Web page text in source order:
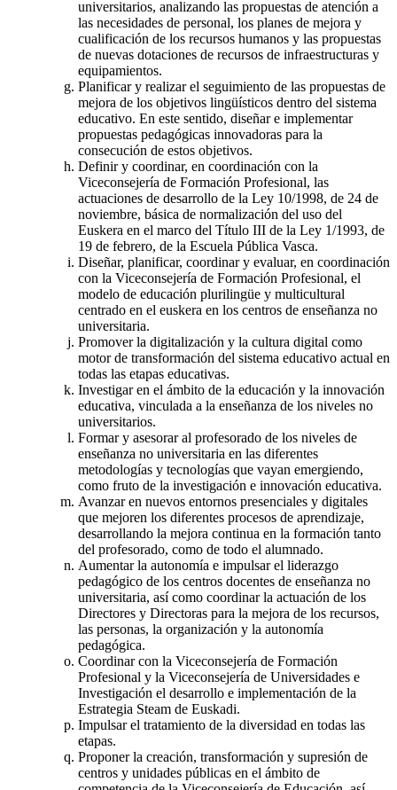
universitarios, analizando las propuestas de atención a
las necesidades de personal, los planes de mejora y
cualificación de los recursos humanos y las propuestas
de nuevas dotaciones de recursos de infraestructuras y
equipamientos.
Planificar y realizar el seguimiento de las propuestas de
mejora de los objetivos lingüísticos dentro del sistema
educativo. En este sentido, diseñar e implementar
propuestas pedagógicas innovadoras para la
consecución de estos objetivos.
Definir y coordinar, en coordinación con la
Viceconsejería de Formación Profesional, las
actuaciones de desarrollo de la Ley 10/1998, de 24 de
noviembre, básica de normalización del uso del
Euskera en el marco del Título III de la Ley 1/1993, de
19 de febrero, de la Escuela Pública Vasca.
Diseñar, planificar, coordinar y evaluar, en coordinación
con la Viceconsejería de Formación Profesional, el
modelo de educación plurilingüe y multicultural
centrado en el euskera en los centros de enseñanza no
universitaria.
Promover la digitalización y la cultura digital como
motor de transformación del sistema educativo actual en
todas las etapas educativas.
Investigar en el ámbito de la educación y la innovación
educativa, vinculada a la enseñanza de los niveles no
universitarios.
Formar y asesorar al profesorado de los niveles de
enseñanza no universitaria en las diferentes
metodologías y tecnologías que vayan emergiendo,
como fruto de la investigación e innovación educativa.
Avanzar en nuevos entornos presenciales y digitales
que mejoren los diferentes procesos de aprendizaje,
desarrollando la mejora continua en la formación tanto
del profesorado, como de todo el alumnado.
Aumentar la autonomía e impulsar el liderazgo
pedagógico de los centros docentes de enseñanza no
universitaria, así como coordinar la actuación de los
Directores y Directoras para la mejora de los recursos,
las personas, la organización y la autonomía
pedagógica.
Coordinar con la Viceconsejería de Formación
Profesional y la Viceconsejería de Universidades e
Investigación el desarrollo e implementación de la
Estrategia Steam de Euskadi.
Impulsar el tratamiento de la diversidad en todas las
etapas.
Proponer la creación, transformación y supresión de
centros y unidades públicas en el ámbito de